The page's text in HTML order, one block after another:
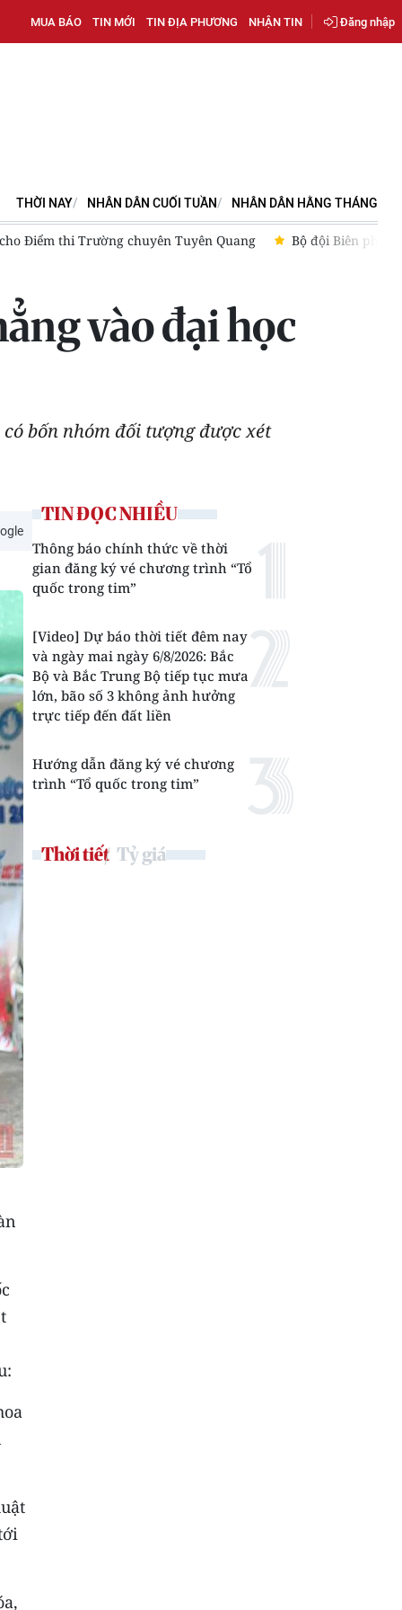
MUA BÁO TIN MỚI TIN ĐỊA PHƯƠNG NHẬN TIN Đăng nhập
THỜI NAY NHÂN DÂN CUỐI TUẦN NHÂN DÂN HẰNG THÁNG
phòng tỉnh Điện Biên hỗ trợ xây dựng, hoàn thiện các trường
vào đại học
bốn nhóm đối tượng được xét
TIN ĐỌC NHIỀU
Thông báo chính thức về thời
gian đăng ký vé chương trình “Tổ
quốc trong tim”
[Video] Dự báo thời tiết đêm nay
và ngày mai ngày 6/8/2026: Bắc
Bộ và Bắc Trung Bộ tiếp tục mưa
lớn, bão số 3 không ảnh hưởng
trực tiếp đến đất liền
Hướng dẫn đăng ký vé chương
trình “Tổ quốc trong tim”
Thời tiết Tỷ giá